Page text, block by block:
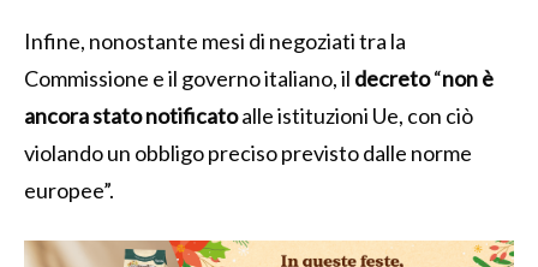
Infine, nonostante mesi di negoziati tra la
Commissione e il governo italiano, il decreto“non è
ancora stato notificatoalle istituzioni Ue, con ciò
violando un obbligo preciso previsto dalle norme
europee”.